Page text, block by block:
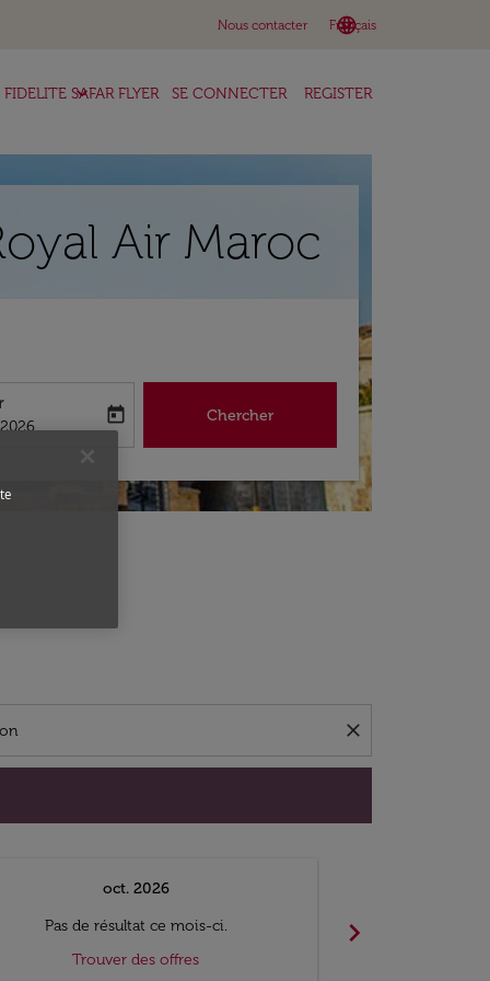
Nous contacter language
Français
keyboard_arrow_down
FIDELITE SAFAR FLYER
keyboard_arrow_down SE CONNECTER REGISTER
Air Maroc
return-date-aria-label
today Chercher
close
oct. 2026
Pas de résultat ce mois-ci.
Trouver des offres
chevron_right